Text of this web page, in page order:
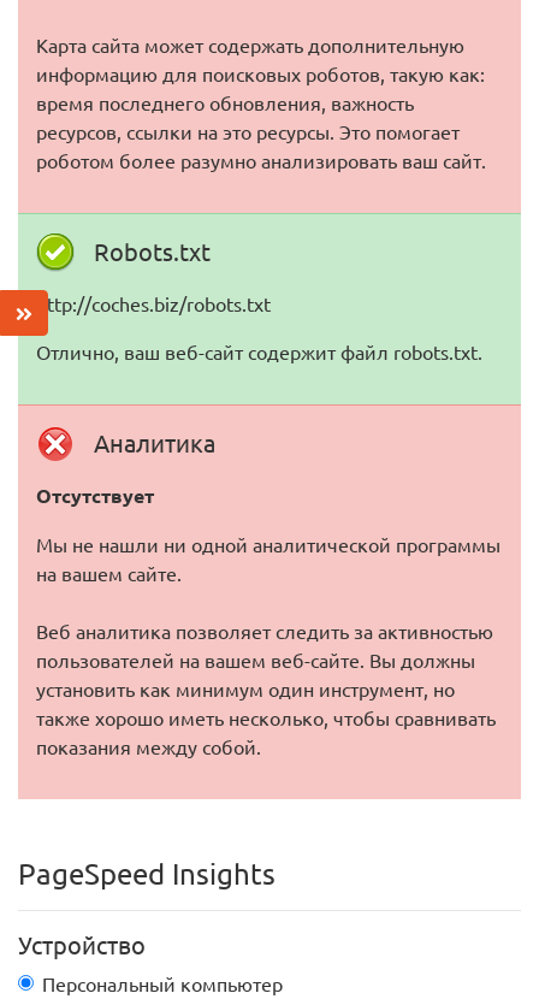
Карта сайта может содержать дополнительную
информацию для поисковых роботов, такую как:
время последнего обновления, важность
ресурсов, ссылки на это ресурсы. Это помогает
роботом более разумно анализировать ваш сайт.
Robots.txt
http://coches.biz/robots.txt
Отлично, ваш веб-сайт содержит файл robots.txt.
Аналитика
Отсутствует
Мы не нашли ни одной аналитической программы
на вашем сайте.
Веб аналитика позволяет следить за активностью
пользователей на вашем веб-сайте. Вы должны
установить как минимум один инструмент, но
также хорошо иметь несколько, чтобы сравнивать
показания между собой.
PageSpeed Insights
Устройство
Персональный компьютер